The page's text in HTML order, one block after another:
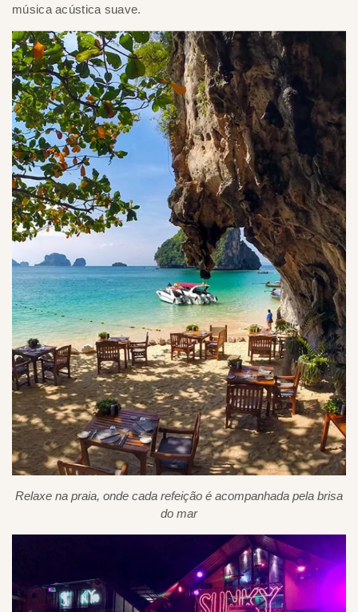
música acústica suave.
Relaxe na praia, onde cada refeição é acompanhada pela brisa
do mar